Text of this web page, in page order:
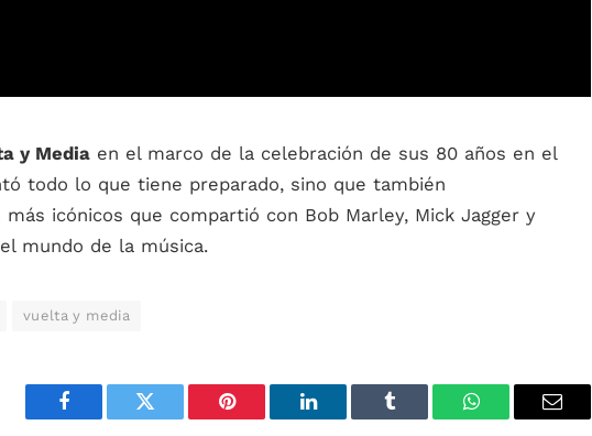
y Media en el marco de la celebración de sus 80 años en el
todo lo que tiene preparado, sino que también
icónicos que compartió con Bob Marley, Mick Jagger y
mundo de la música.
vuelta y media
Facebook Twitter Pinterest LinkedIn Tumblr WhatsAppEmail